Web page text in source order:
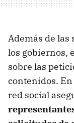
Además de
los gobiernos,
sobre las
contenidos.
red social